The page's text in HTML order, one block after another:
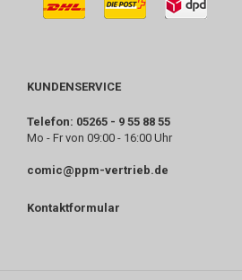
KUNDENSERVICE
Telefon: 05265 - 9 55 88 55
Mo - Fr von 09:00 - 16:00 Uhr
comic@ppm-vertrieb.de
Kontaktformular